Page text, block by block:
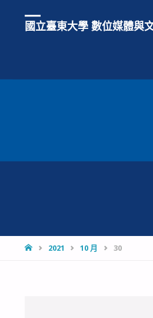
國立臺東大學 數位媒體與
HOME2021 10 月 30